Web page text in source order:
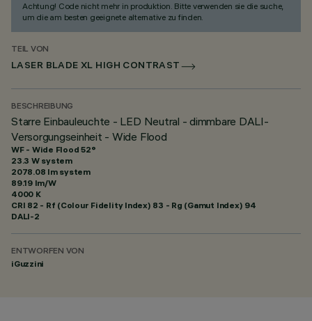
Achtung! Code nicht mehr in produktion. Bitte verwenden sie die suche,
um die am besten geeignete alternative zu finden.
TEIL VON
LASER BLADE XL HIGH CONTRAST
BESCHREIBUNG
Starre Einbauleuchte - LED Neutral - dimmbare DALI-
Versorgungseinheit - Wide Flood
WF - Wide Flood 52°
23.3 W system
2078.08 lm system
89.19 lm/W
4000 K
CRI 82 - Rf (Colour Fidelity Index) 83 - Rg (Gamut Index) 94
DALI-2
ENTWORFEN VON
iGuzzini